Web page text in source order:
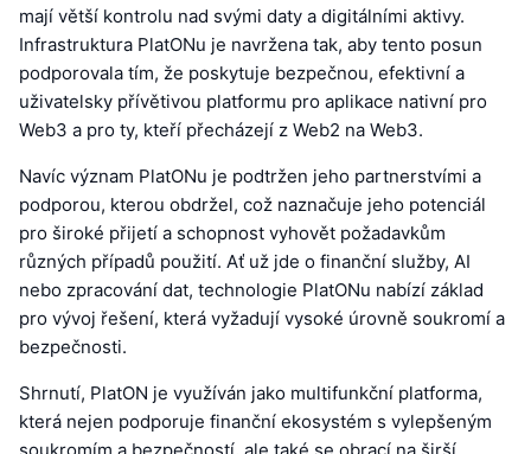
mají větší kontrolu nad svými daty a digitálními aktivy.
Infrastruktura PlatONu je navržena tak, aby tento posun
podporovala tím, že poskytuje bezpečnou, efektivní a
uživatelsky přívětivou platformu pro aplikace nativní pro
Web3 a pro ty, kteří přecházejí z Web2 na Web3.
Navíc význam PlatONu je podtržen jeho partnerstvími a
podporou, kterou obdržel, což naznačuje jeho potenciál
pro široké přijetí a schopnost vyhovět požadavkům
různých případů použití. Ať už jde o finanční služby, AI
nebo zpracování dat, technologie PlatONu nabízí základ
pro vývoj řešení, která vyžadují vysoké úrovně soukromí a
bezpečnosti.
Shrnutí, PlatON je využíván jako multifunkční platforma,
která nejen podporuje finanční ekosystém s vylepšeným
soukromím a bezpečností, ale také se obrací na širší